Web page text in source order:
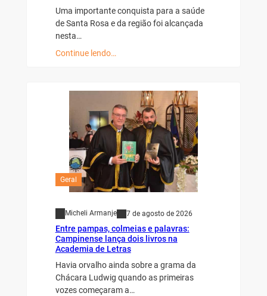
Uma importante conquista para a saúde
de Santa Rosa e da região foi alcançada
nesta…
Continue lendo…
Geral
Micheli Armanje 7 de agosto de 2026
Entre pampas, colmeias e palavras:
Campinense lança dois livros na
Academia de Letras
Havia orvalho ainda sobre a grama da
Chácara Ludwig quando as primeiras
vozes começaram a…